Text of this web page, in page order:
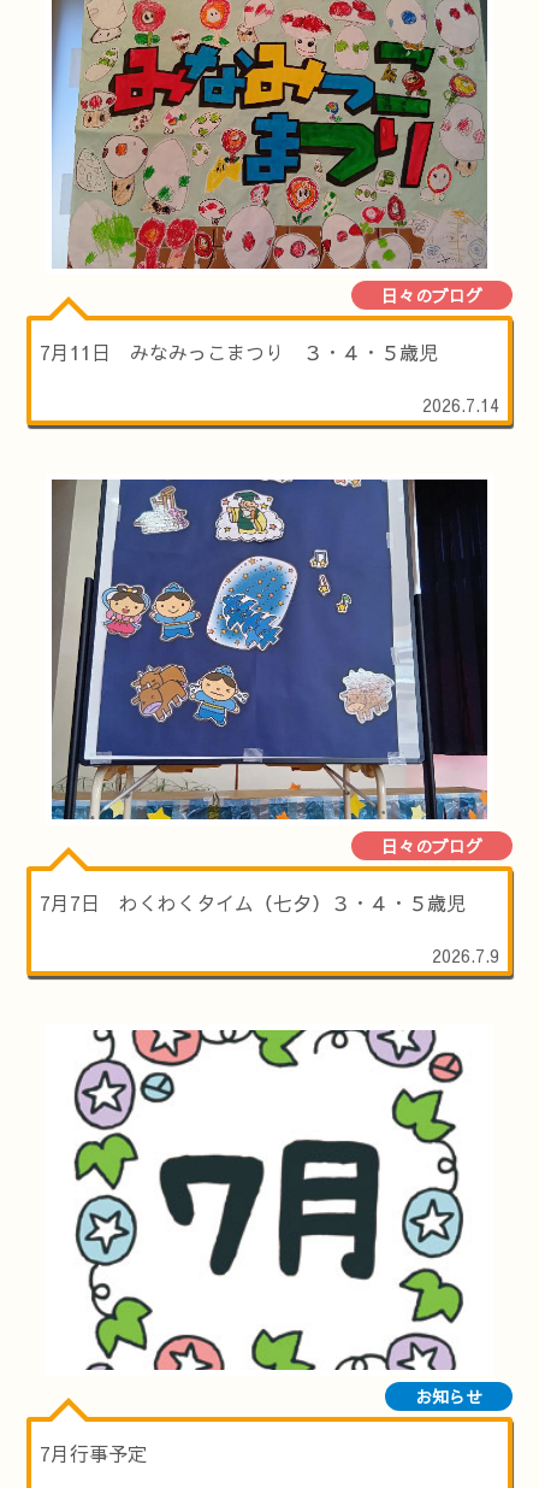
日々のブログ
7月11日 みなみっこまつり ３・４・５歳児
2026.7.14
日々のブログ
7月7日 わくわくタイム（七夕）３・４・５歳児
2026.7.9
お知らせ
7月行事予定